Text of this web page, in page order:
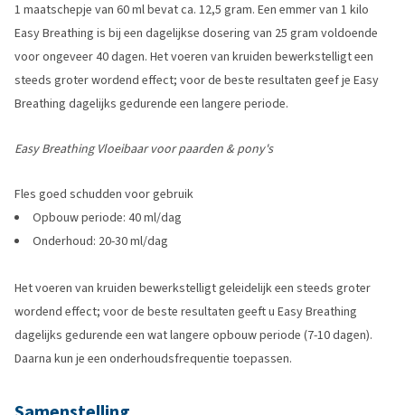
1 maatschepje van 60 ml bevat ca. 12,5 gram. Een emmer van 1 kilo
Easy Breathing is bij een dagelijkse dosering van 25 gram voldoende
voor ongeveer 40 dagen. Het voeren van kruiden bewerkstelligt een
steeds groter wordend effect; voor de beste resultaten geef je Easy
Breathing dagelijks gedurende een langere periode.
Easy Breathing Vloeibaar voor paarden & pony's
Fles goed schudden voor gebruik
Opbouw periode: 40 ml/dag
Onderhoud: 20-30 ml/dag
Het voeren van kruiden bewerkstelligt geleidelijk een steeds groter
wordend effect; voor de beste resultaten geeft u Easy Breathing
dagelijks gedurende een wat langere opbouw periode (7-10 dagen).
Daarna kun je een onderhoudsfrequentie toepassen.